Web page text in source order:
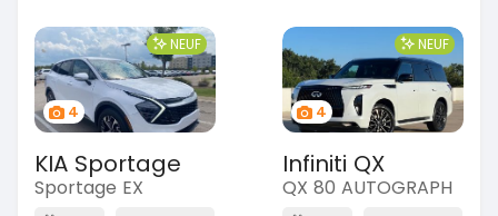
4
NEUF
KIA Sportage
Sportage EX
4
NEUF
Infiniti QX
QX 80 AUTOGRAPH